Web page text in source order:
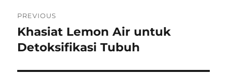
navigation
PREVIOUS
Previous
post:
Khasiat Lemon Air untuk
Detoksifikasi Tubuh